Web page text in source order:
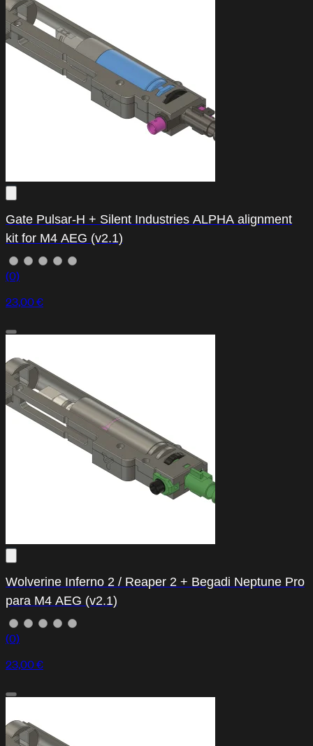
Gate Pulsar-H + Silent Industries ALPHA alignment
kit for M4 AEG (v2.1)
(0)
23,00 €
Wolverine Inferno 2 / Reaper 2 + Begadi Neptune Pro
para M4 AEG (v2.1)
(0)
23,00 €